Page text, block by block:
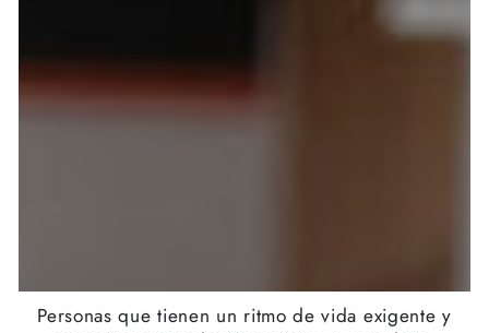
Personas que tienen un ritmo de vida exigente y